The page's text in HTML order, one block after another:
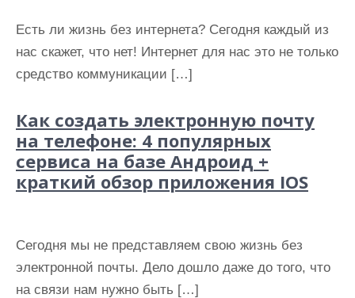
Есть ли жизнь без интернета? Сегодня каждый из
нас скажет, что нет! Интернет для нас это не только
средство коммуникации […]
Как создать электронную почту
на телефоне: 4 популярных
сервиса на базе Андроид +
краткий обзор приложения IOS
Сегодня мы не представляем свою жизнь без
электронной почты. Дело дошло даже до того, что
на связи нам нужно быть […]